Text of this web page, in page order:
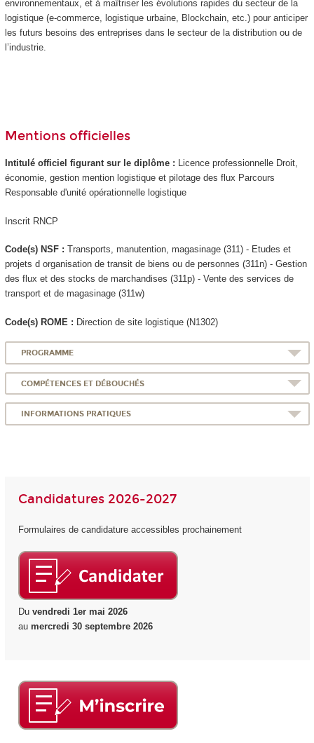
environnementaux, et à maîtriser les évolutions rapides du secteur de la
logistique (e-commerce, logistique urbaine, Blockchain, etc.) pour anticiper
les futurs besoins des entreprises dans le secteur de la distribution ou de
l’industrie.
Mentions officielles
Intitulé officiel figurant sur le diplôme : Licence professionnelle Droit,
économie, gestion mention logistique et pilotage des flux Parcours
Responsable d'unité opérationnelle logistique
Inscrit RNCP
Code(s) NSF : Transports, manutention, magasinage (311) - Etudes et
projets d organisation de transit de biens ou de personnes (311n) - Gestion
des flux et des stocks de marchandises (311p) - Vente des services de
transport et de magasinage (311w)
Code(s) ROME : Direction de site logistique (N1302)
PROGRAMME
COMPÉTENCES ET DÉBOUCHÉS
INFORMATIONS PRATIQUES
Candidatures 2026-2027
Formulaires de candidature accessibles prochainement
Du vendredi 1er mai 2026
au mercredi 30 septembre 2026